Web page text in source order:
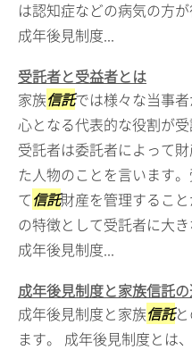
は認知症などの病気の方
成年後見制度...
受託者と受益者とは
家族信託では様々な当事
心となる代表的な役割が
受託者は委託者によって
た人物のことを言います
て信託財産を管理するこ
の特徴として受託者に大
成年後見制度...
成年後見制度と家族信託
成年後見制度と家族信託
ます。 成年後見制度とは